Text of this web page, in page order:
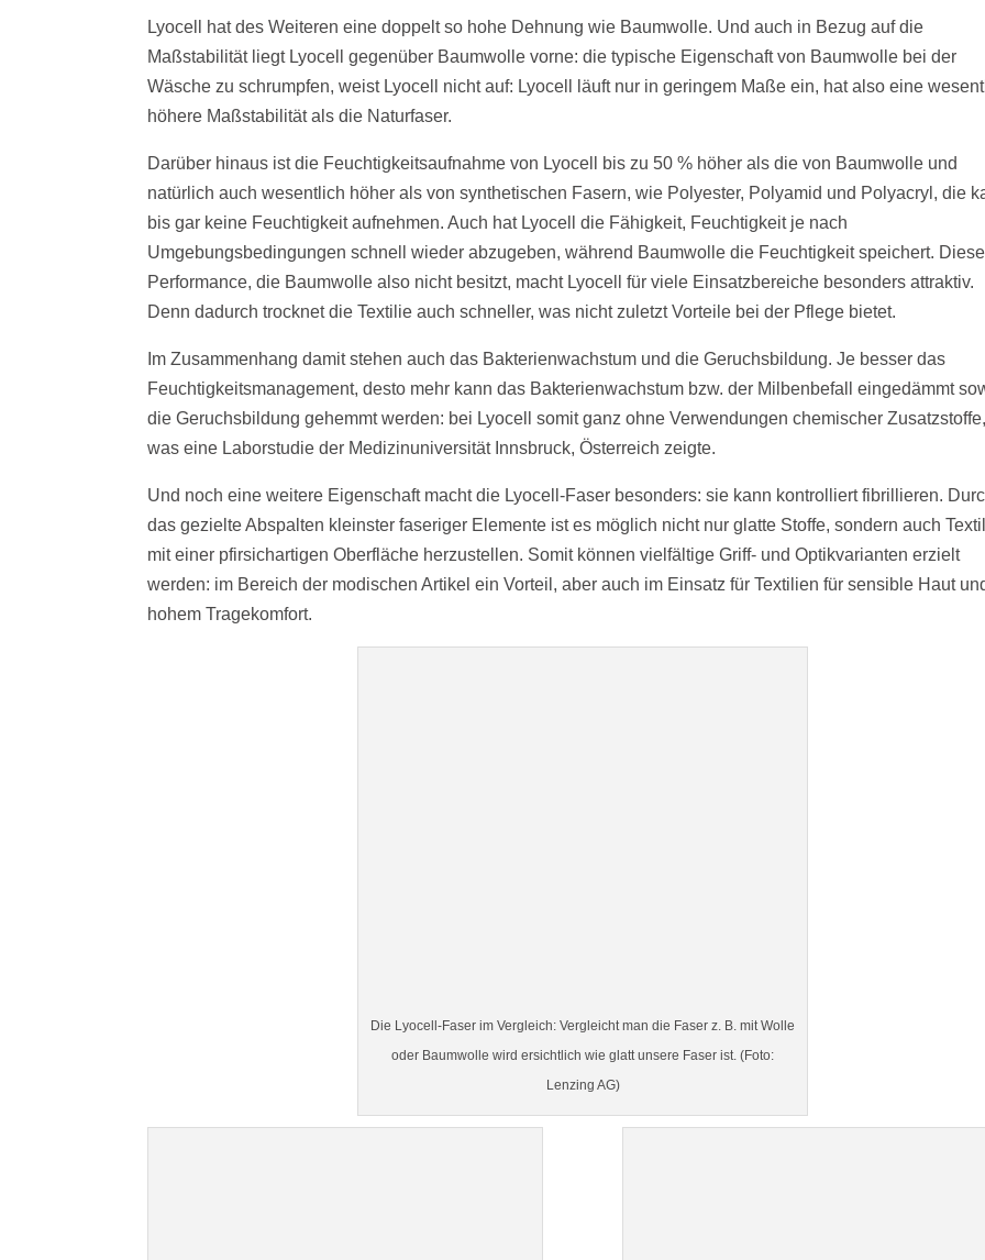
Lyocell hat des Weiteren eine doppelt so hohe Dehnung wie Baumwolle. Und auch in Bezug auf die
Maßstabilität liegt Lyocell gegenüber Baumwolle vorne: die typische Eigenschaft von Baumwolle bei der
Wäsche zu schrumpfen, weist Lyocell nicht auf: Lyocell läuft nur in geringem Maße ein, hat also eine
höhere Maßstabilität als die Naturfaser.
Darüber hinaus ist die Feuchtigkeitsaufnahme von Lyocell bis zu 50 % höher als die von Baumwolle und
natürlich auch wesentlich höher als von synthetischen Fasern, wie Polyester, Polyamid und Polyacryl, die
bis gar keine Feuchtigkeit aufnehmen. Auch hat Lyocell die Fähigkeit, Feuchtigkeit je nach
Umgebungsbedingungen schnell wieder abzugeben, während Baumwolle die Feuchtigkeit speichert. Diese
Performance, die Baumwolle also nicht besitzt, macht Lyocell für viele Einsatzbereiche besonders attraktiv.
Denn dadurch trocknet die Textilie auch schneller, was nicht zuletzt Vorteile bei der Pflege bietet.
Im Zusammenhang damit stehen auch das Bakterienwachstum und die Geruchsbildung. Je besser das
Feuchtigkeitsmanagement, desto mehr kann das Bakterienwachstum bzw. der Milbenbefall eingedämmt
die Geruchsbildung gehemmt werden: bei Lyocell somit ganz ohne Verwendungen chemischer Zusatzstoffe,
was eine Laborstudie der Medizinuniversität Innsbruck, Österreich zeigte.
Und noch eine weitere Eigenschaft macht die Lyocell-Faser besonders: sie kann kontrolliert fibrillieren.
das gezielte Abspalten kleinster faseriger Elemente ist es möglich nicht nur glatte Stoffe, sondern auch
mit einer pfirsichartigen Oberfläche herzustellen. Somit können vielfältige Griff- und Optikvarianten erzielt
werden: im Bereich der modischen Artikel ein Vorteil, aber auch im Einsatz für Textilien für sensible Haut
hohem Tragekomfort.
Die Lyocell-Faser im Vergleich: Vergleicht man die Faser z. B. mit Wolle
oder Baumwolle wird ersichtlich wie glatt unsere Faser ist. (Foto:
Lenzing AG)